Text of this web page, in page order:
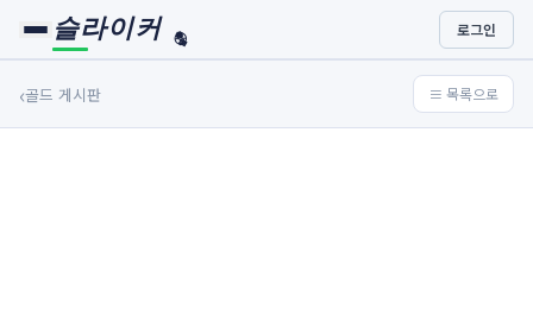
슬라이커 🏀
⚾ 로그인
‹골드 게시판 ≡ 목록으로